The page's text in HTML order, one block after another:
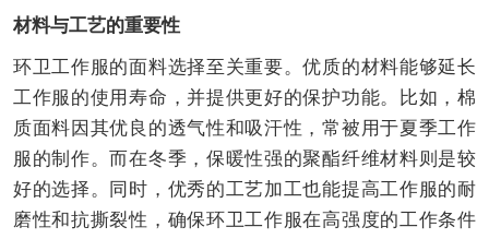
材料与工艺的重要性
环卫工作服的面料选择至关重要。优质的材料能够延长
工作服的使用寿命，并提供更好的保护功能。比如，棉
质面料因其优良的透气性和吸汗性，常被用于夏季工作
服的制作。而在冬季，保暖性强的聚酯纤维材料则是较
好的选择。同时，优秀的工艺加工也能提高工作服的耐
磨性和抗撕裂性，确保环卫工作服在高强度的工作条件